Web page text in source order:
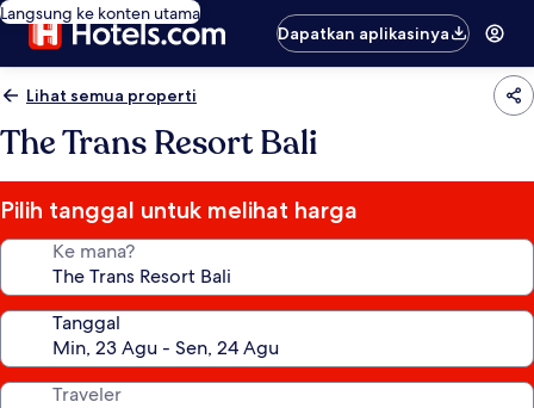
Langsung ke konten utama
Dapatkan aplikasinya
Lihat semua properti
The Trans Resort Bali
Pilih tanggal untuk melihat harga
Ke mana?
Tanggal
Traveler